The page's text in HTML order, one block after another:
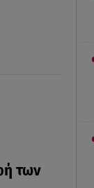
των